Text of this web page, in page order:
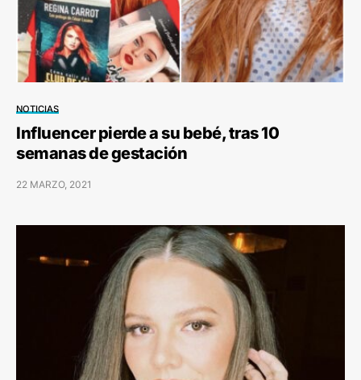
NOTICIAS
Influencer pierde a su bebé, tras 10
semanas de gestación
22 MARZO, 2021